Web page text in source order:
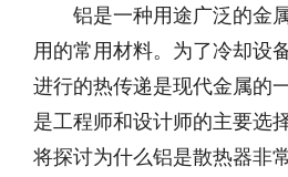
铝是一种用途广泛的金
用的常用材料。为了冷却设
进行的热传递是现代金属的
是工程师和设计师的主要选
将探讨为什么铝是散热器非